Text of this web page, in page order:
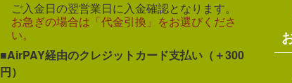
ご入金日の翌営業日に入金確認となります。
お急ぎの場合は「代金引換」をお選びくださ
い。
AirPAY経由のクレジットカード支払い（＋300
円）